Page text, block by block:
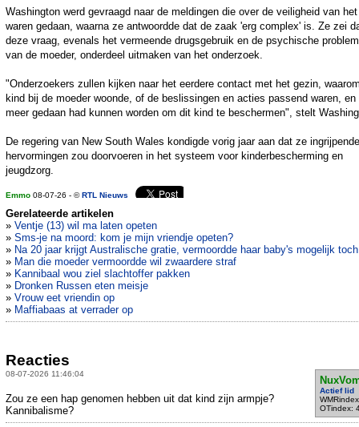
Washington werd gevraagd naar de meldingen die over de veiligheid van
waren gedaan, waarna ze antwoordde dat de zaak 'erg complex' is. Ze zei
deze vraag, evenals het vermeende drugsgebruik en de psychische
van de moeder, onderdeel uitmaken van het onderzoek.
"Onderzoekers zullen kijken naar het eerdere contact met het gezin,
kind bij de moeder woonde, of de beslissingen en acties passend waren, en
meer gedaan had kunnen worden om dit kind te beschermen", stelt
De regering van New South Wales kondigde vorig jaar aan dat ze ingrijpende
hervormingen zou doorvoeren in het systeem voor kinderbescherming en
jeugdzorg.
Emmo 08-07-26 - ©RTL Nieuws
Gerelateerde artikelen
» Ventje (13) wil ma laten opeten
» Sms-je na moord: kom je mijn vriendje opeten?
» Na 20 jaar krijgt Australische gratie, vermoordde haar baby's mogelijk
» Man die moeder vermoordde wil zwaardere straf
» Kannibaal wou ziel slachtoffer pakken
» Dronken Russen eten meisje
» Vrouw eet vriendin op
» Maffiabaas at verrader op
Reacties
08-07-2026 11:46:04
Actief lid
OTindex:
Zou ze een hap genomen hebben uit dat kind zijn armpje?
Kannibalisme?